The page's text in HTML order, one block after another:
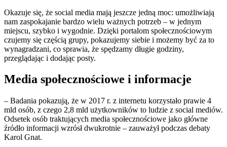
Okazuje się, że social media mają jeszcze jedną moc: umożliwiają
nam zaspokajanie bardzo wielu ważnych potrzeb – w jednym
miejscu, szybko i wygodnie. Dzięki portalom społecznościowym
czujemy się częścią grupy, pokazujemy siebie i możemy być za to
wynagradzani, co sprawia, że spędzamy długie godziny,
przeglądając i dodając posty.
Media społecznościowe i informacje
– Badania pokazują, że w 2017 r. z internetu korzystało prawie 4
mld osób, z czego 2,8 mld użytkowników to ludzie z social mediów.
Odsetek osób traktujących media społecznościowe jako główne
źródło informacji wzrósł dwukrotnie – zauważył podczas debaty
Karol Gnat.